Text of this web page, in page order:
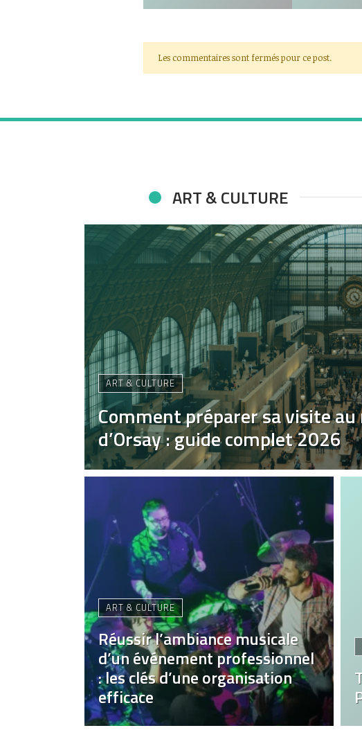
Les commentaires sont fermés pour ce post.
ART & CULTURE
ART & CULTURE
Comment préparer sa visite au
d’Orsay : guide complet 2026
ART & CULTURE
Réussir l’ambiance musicale
d’un événement professionnel
: les clés d’une organisation
efficace